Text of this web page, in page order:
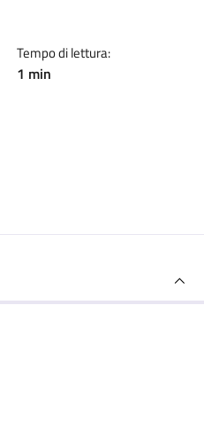
Tempo di lettura:
1 min